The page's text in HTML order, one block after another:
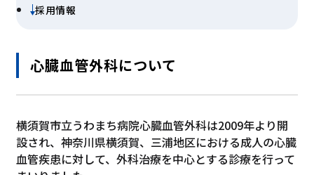
採用情報
心臓血管外科について
横須賀市立うわまち病院心臓血管外科は2009年より開
設され、神奈川県横須賀、三浦地区における成人の心臓
血管疾患に対して、外科治療を中心とする診療を行って